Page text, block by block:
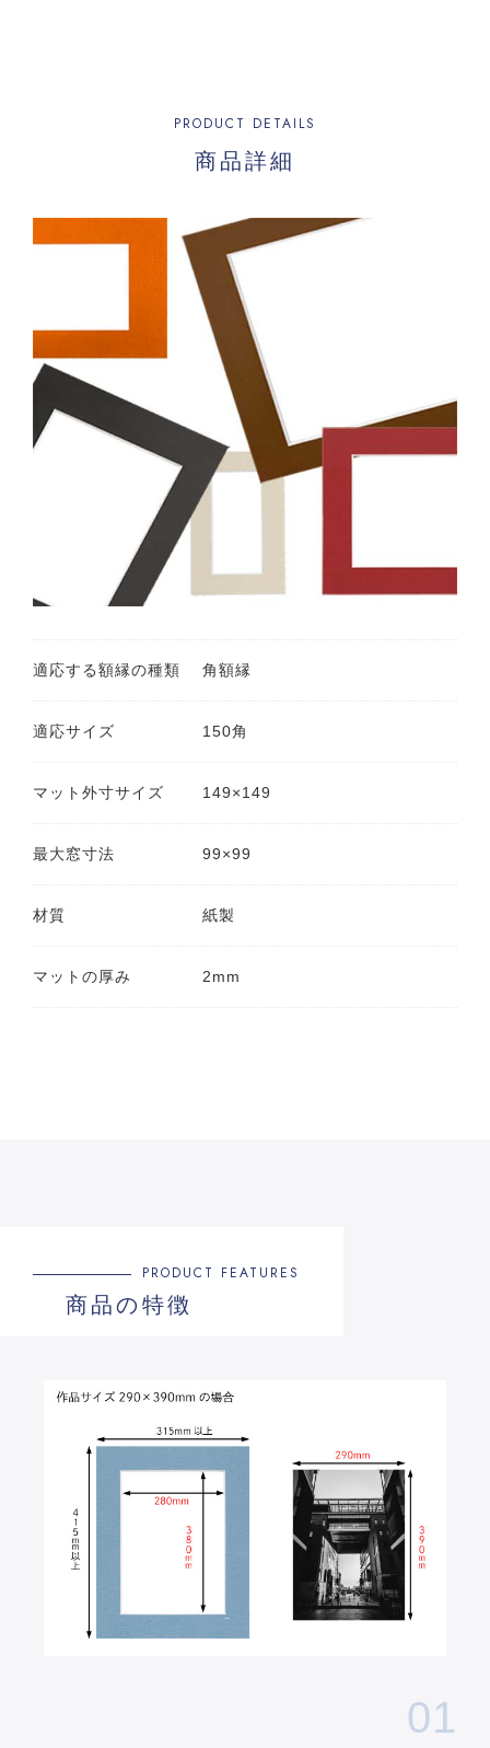
商品詳細
PRODUCT DETAILS
適応する額縁の種類 角額縁
適応サイズ 150角
マット外寸サイズ 149×149
最大窓寸法 99×99
材質 紙製
マットの厚み 2mm
PRODUCT FEATURES
商品の特徴
01